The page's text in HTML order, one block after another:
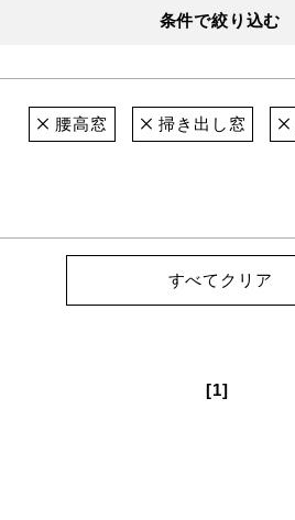
条件で絞り込む
腰高窓 掃き出し窓
すべてクリア
[1]